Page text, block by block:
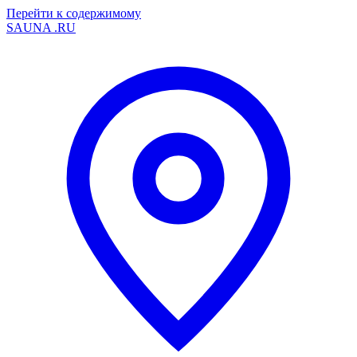
Перейти к содержимому
SAUNA .RU